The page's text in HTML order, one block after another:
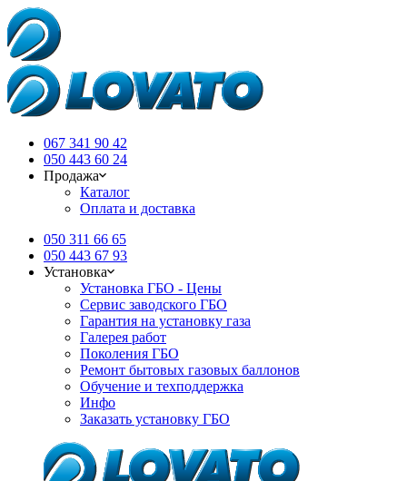
067 341 90 42
050 443 60 24
Продажа
Каталог
Оплата и доставка
050 311 66 65
050 443 67 93
Установка
Установка ГБО - Цены
Сервис заводского ГБО
Гарантия на установку газа
Галерея работ
Поколения ГБО
Ремонт бытовых газовых баллонов
Обучение и техподдержка
Инфо
Заказать установку ГБО